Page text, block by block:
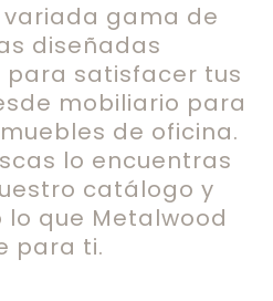
variada gama de
diseñadas
para satisfacer tus
mobiliario para
de oficina.
lo encuentras
catálogo y
que Metalwood
para ti.